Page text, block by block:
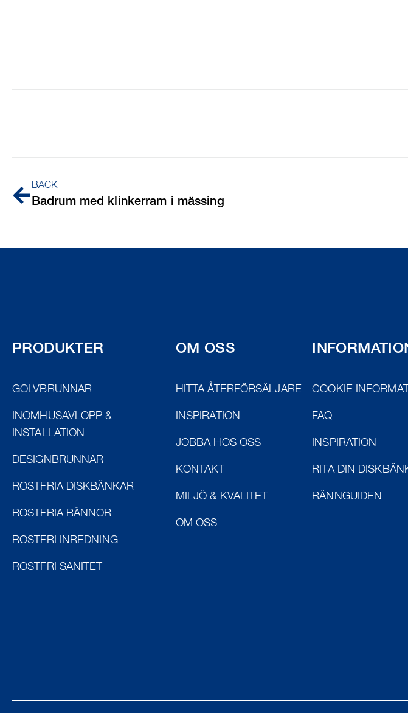
BACK
Badrum med klinkerram i mässing
PRODUKTER
GOLVBRUNNAR
INOMHUSAVLOPP &
INSTALLATION
DESIGNBRUNNAR
ROSTFRIA DISKBÄNKAR
ROSTFRIA RÄNNOR
ROSTFRI INREDNING
ROSTFRI SANITET
OM OSS
HITTA ÅTERFÖRSÄLJARE
INSPIRATION
JOBBA HOS OSS
KONTAKT
MILJÖ & KVALITET
OM OSS
COOKIE
FAQ
INSPIRATION
RITA DIN
RÄNNGUIDEN